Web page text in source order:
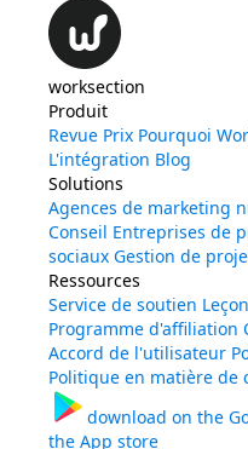
worksection
Produit
Revue Prix Pourquoi
L'intégration Blog
Solutions
Agences de marketing
Conseil Entreprises de
sociaux Gestion de
Ressources
Service de soutien
Programme d'affiliation
Accord de l'utilisateur
Politique en matière de
download on the
the App store